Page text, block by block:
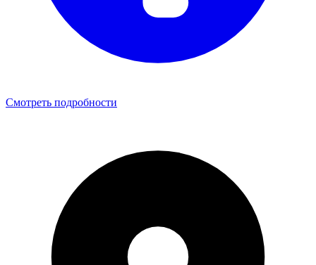
Смотреть подробности